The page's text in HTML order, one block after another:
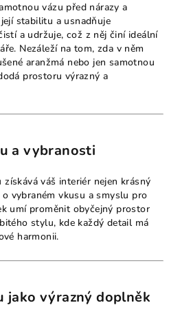
vázu před nárazy a
stabilitu a usnadňuje
a udržuje, což z něj činí ideální
Nezáleží na tom, zda v něm
aranžmá nebo jen samotnou
prostoru výrazný a
a vybranosti
váš interiér nejen krásný
vybraném vkusu a smyslu pro
umí proměnit obyčejný prostor
stylu, kde každý detail má
harmonii.
jako výrazný doplněk